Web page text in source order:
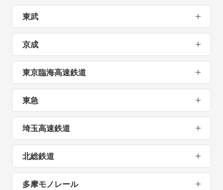
東武
京成
東京臨海高速鉄道
東急
埼玉高速鉄道
北総鉄道
多摩モノレール